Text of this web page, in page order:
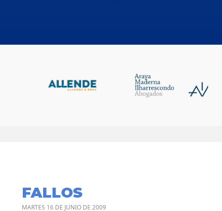
FALLOS
MARTES 16 DE JUNIO DE 2009